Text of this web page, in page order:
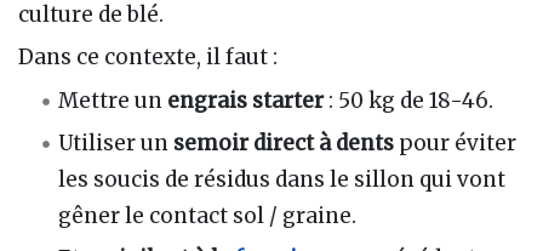
culture de blé.
Dans ce contexte, il faut :
Mettre un engrais starter: 50 kg de 18-46.
Utiliser un semoir direct à dents pour éviter
les soucis de résidus dans le sillon qui vont
gêner le contact sol / graine.